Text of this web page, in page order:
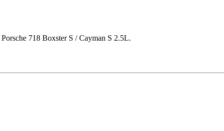
718 Boxster S / Cayman S 2.5L.